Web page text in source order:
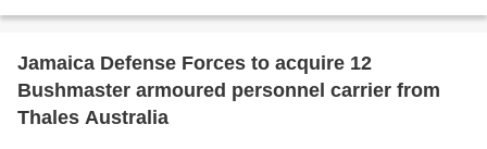
Jamaica Defense Forces to acquire 12
Bushmaster armoured personnel carrier from
Thales Australia